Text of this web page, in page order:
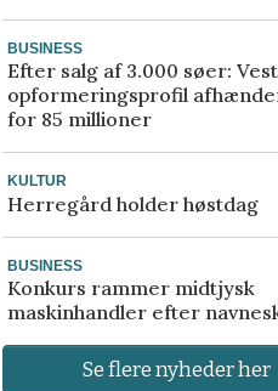
BUSINESS
Efter salg af 3.000 søer:
opformeringsprofil
for 85 millioner
KULTUR
Herregård holder høstdag
BUSINESS
Konkurs rammer midtjysk
maskinhandler efter
Se flere nyheder her